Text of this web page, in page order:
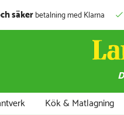
säkerbetalning med Klarna
Kök & Matlagning